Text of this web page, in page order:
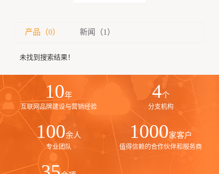
产品（0） 新闻（1）
未找到搜索结果！
10年
互联网品牌建设与营销经验
4个
分支机构
100余人
专业团队
1000家客户
值得信赖的合作伙伴和服务商